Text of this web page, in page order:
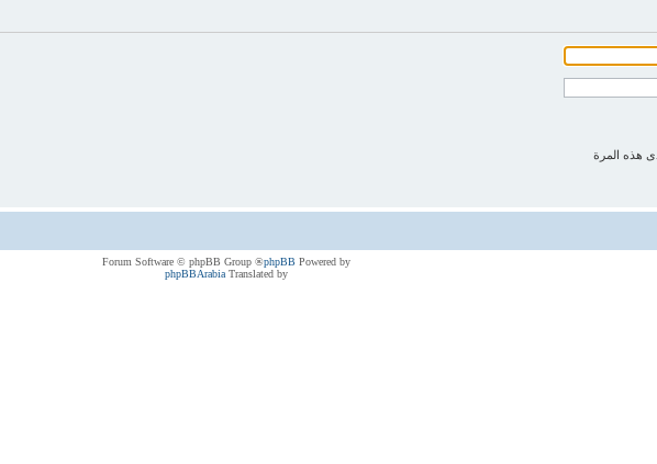
هذه المرة
Powered by
phpBB
® Forum Software © phpBB Group
Translated by
phpBBArabia